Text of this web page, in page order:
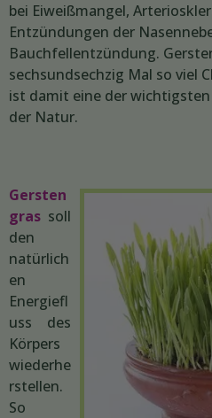
bei Eiweißmangel,
Entzündungen der
Bauchfellentzündung.
sechsundsechzig Mal so viel
ist damit eine der
der Natur.
Gersten
gras soll
den
natürlich
en
Energiefl
uss des
Körpers
wiederhe
rstellen.
So